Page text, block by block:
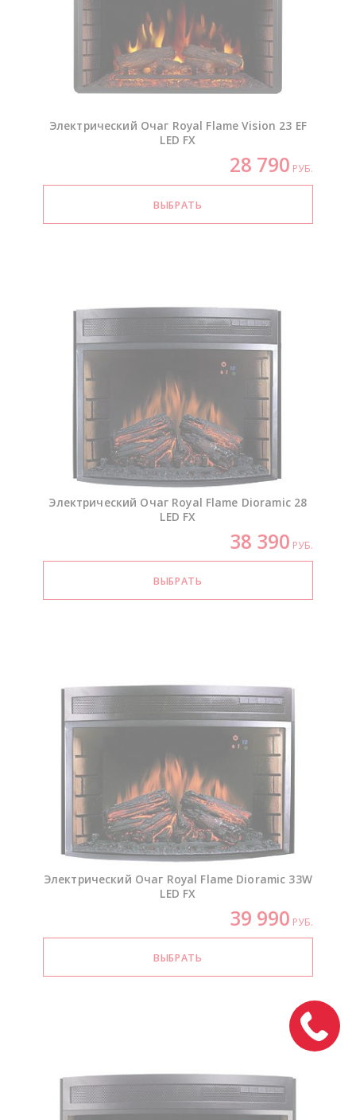
Электрический Очаг Royal Flame Vision 23 EF
LED FX
28 790 РУБ.
Электрический Очаг Royal Flame Dioramic 28
LED FX
38 390 РУБ.
Электрический Очаг Royal Flame Dioramic 33W
LED FX
39 990 РУБ.